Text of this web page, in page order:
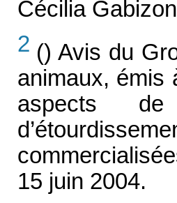
Cécilia
2 () Avis du
animaux, émis
aspects
15 juin 2004.